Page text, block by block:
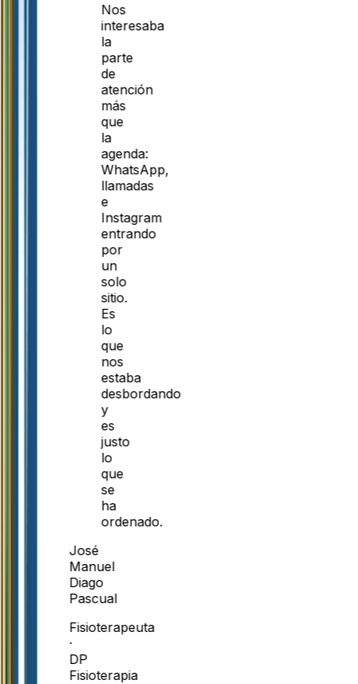
Nos
interesaba
la
parte
de
atención
más
que
la
agenda:
WhatsApp,
llamadas
e
Instagram
entrando
por
un
solo
sitio.
Es
lo
que
nos
estaba
desbordando
y
es
justo
lo
que
se
ha
ordenado.
José
Manuel
Diago
Pascual
Fisioterapeuta
·
DP
Fisioterapia